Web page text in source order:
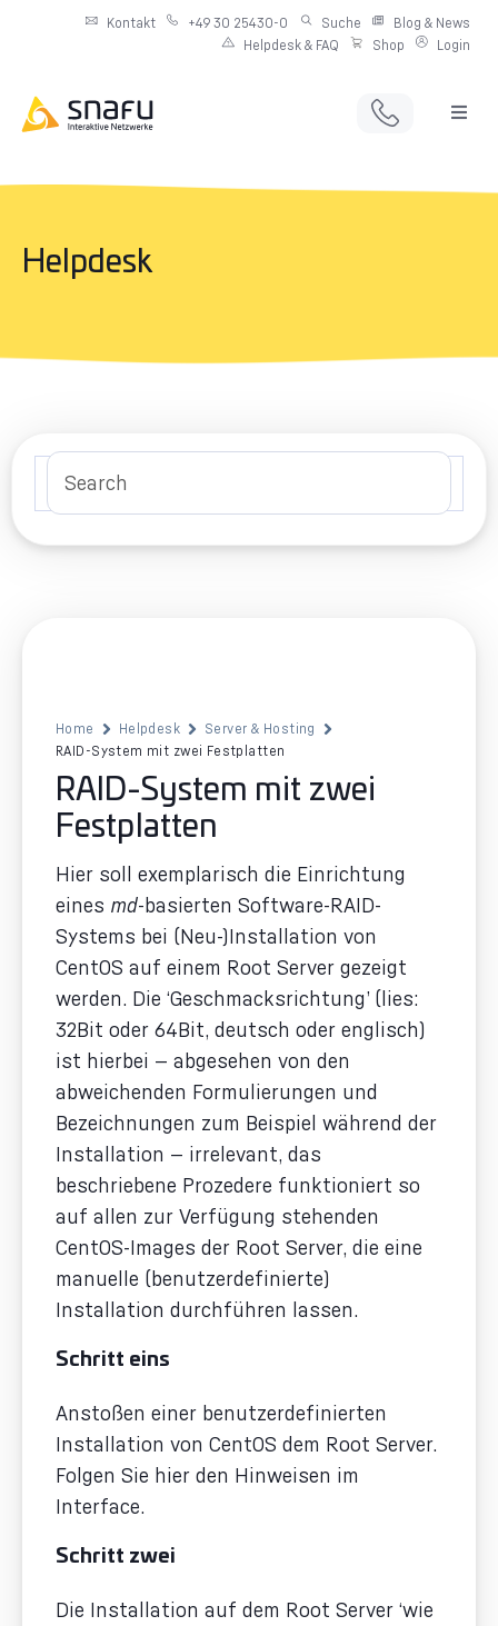
Kontakt +49 30 25430-0 Suche
Blog & News
Helpdesk & FAQ
Shop Login
Produkte & Angebote
Helpdesk
Home Helpdesk
Server & Hosting
RAID-System mit zwei Festplatten
RAID-System mit zwei
Festplatten
Hier soll exemplarisch die Einrichtung
eines md-basierten Software-RAID-
Systems bei (Neu-)Installation von
CentOS auf einem Root Server gezeigt
werden. Die ‘Geschmacksrichtung’ (lies:
32Bit oder 64Bit, deutsch oder englisch)
ist hierbei — abgesehen von den
abweichenden Formulierungen und
Bezeichnungen zum Beispiel während der
Installation — irrelevant, das
beschriebene Prozedere funktioniert so
auf allen zur Verfügung stehenden
CentOS-Images der Root Server, die eine
manuelle (benutzerdefinierte)
Installation durchführen lassen.
Schritt eins
Anstoßen einer benutzerdefinierten
Installation von CentOS dem Root Server.
Folgen Sie hier den Hinweisen im
Interface.
Schritt zwei
Die Installation auf dem Root Server ‘wie